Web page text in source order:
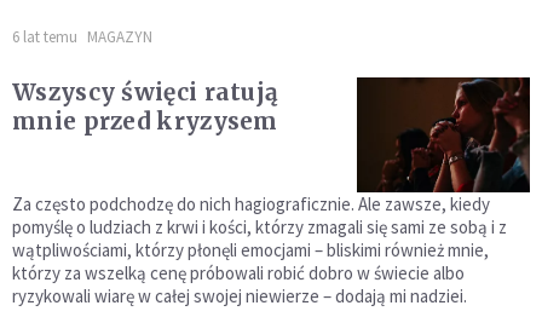
6 lat temu MAGAZYN
Wszyscy święci ratują
mnie przed kryzysem
Za często podchodzę do nich hagiograficznie. Ale zawsze, kiedy
pomyślę o ludziach z krwi i kości, którzy zmagali się sami ze sobą i z
wątpliwościami, którzy płonęli emocjami – bliskimi również mnie,
którzy za wszelką cenę próbowali robić dobro w świecie albo
ryzykowali wiarę w całej swojej niewierze – dodają mi nadziei.